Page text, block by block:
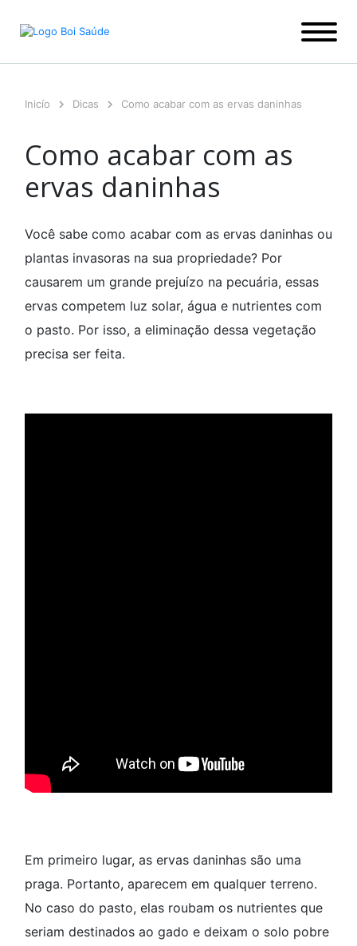
para
Inicío Dicas Como acabar com as ervas daninhas
Como acabar com as
ervas daninhas
Você sabe como acabar com as ervas daninhas ou
plantas invasoras na sua propriedade? Por
causarem um grande prejuízo na pecuária, essas
ervas competem luz solar, água e nutrientes com
o pasto. Por isso, a eliminação dessa vegetação
precisa ser feita.
Em primeiro lugar, as ervas daninhas são uma
praga. Portanto, aparecem em qualquer terreno.
No caso do pasto, elas roubam os nutrientes que
seriam destinados ao gado e deixam o solo pobre